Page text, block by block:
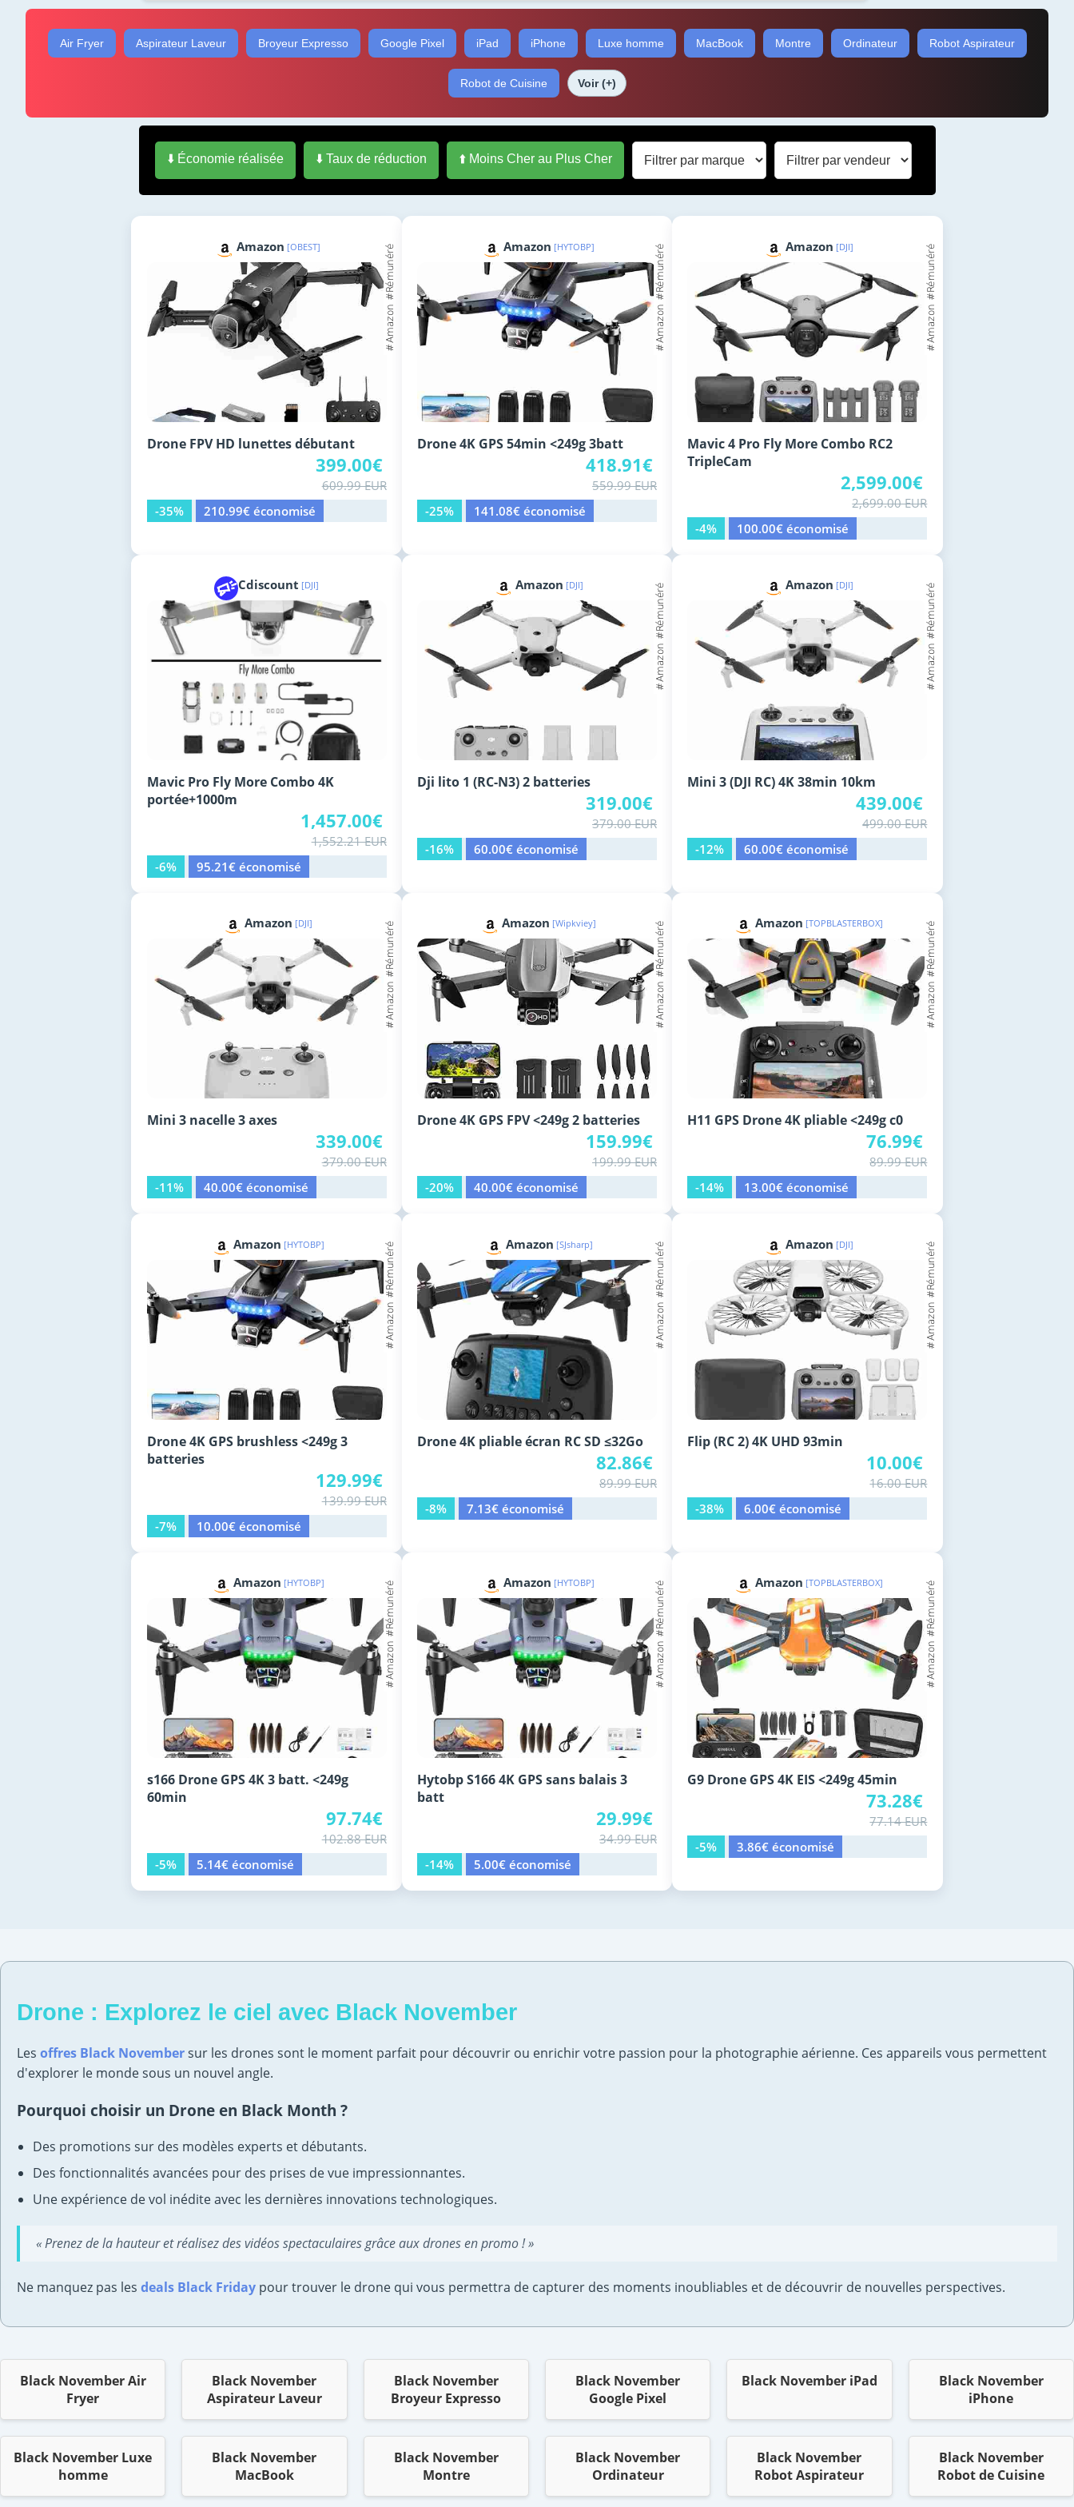
Air Fryer Aspirateur Laveur Broyeur Expresso Google Pixel iPad iPhone Luxe homme MacBook Montre Ordinateur Robot Aspirateur
Robot de Cuisine Voir (+)
⬇️ Économie réalisée ⬇️ Taux de réduction ⬆️ Moins Cher au Plus Cher
Amazon [OBEST]
Drone FPV HD lunettes débutant
399.00€
609.99 EUR
-35%
210.99€ économisé
Amazon [HYTOBP]
Drone 4K GPS 54min <249g 3batt
418.91€
559.99 EUR
-25%
141.08€ économisé
Amazon [DJI]
Mavic 4 Pro Fly More Combo RC2
TripleCam
2,599.00€
2,699.00 EUR
-4%
100.00€ économisé
Cdiscount [DJI]
Mavic Pro Fly More Combo 4K
portée+1000m
1,457.00€
1,552.21 EUR
-6%
95.21€ économisé
Amazon [DJI]
Dji lito 1 (RC-N3) 2 batteries
319.00€
379.00 EUR
-16%
60.00€ économisé
Amazon [DJI]
Mini 3 (DJI RC) 4K 38min 10km
439.00€
499.00 EUR
-12%
60.00€ économisé
Amazon [DJI]
Mini 3 nacelle 3 axes
339.00€
379.00 EUR
-11%
40.00€ économisé
Amazon [Wipkviey]
Drone 4K GPS FPV <249g 2 batteries
159.99€
199.99 EUR
-20%
40.00€ économisé
Amazon [TOPBLASTERBOX]
H11 GPS Drone 4K pliable <249g c0
76.99€
89.99 EUR
-14%
13.00€ économisé
Amazon [HYTOBP]
Drone 4K GPS brushless <249g 3
batteries
129.99€
139.99 EUR
-7%
10.00€ économisé
Amazon [SJsharp]
Drone 4K pliable écran RC SD ≤32Go
82.86€
89.99 EUR
-8%
7.13€ économisé
Amazon [DJI]
Flip (RC 2) 4K UHD 93min
10.00€
16.00 EUR
-38%
6.00€ économisé
Amazon [HYTOBP]
s166 Drone GPS 4K 3 batt. <249g
60min
97.74€
102.88 EUR
-5%
5.14€ économisé
Amazon [HYTOBP]
Hytobp S166 4K GPS sans balais 3
batt
29.99€
34.99 EUR
-14%
5.00€ économisé
Amazon [TOPBLASTERBOX]
G9 Drone GPS 4K EIS <249g 45min
73.28€
77.14 EUR
-5%
3.86€ économisé
Drone : Explorez le ciel avec Black November
Les offres Black Novembersur les drones sont le moment parfait pour découvrir ou enrichir votre passion pour la photographie aérienne. Ces appareils vous permettent
d'explorer le monde sous un nouvel angle.
Pourquoi choisir un Drone en Black Month ?
Des promotions sur des modèles experts et débutants.
Des fonctionnalités avancées pour des prises de vue impressionnantes.
Une expérience de vol inédite avec les dernières innovations technologiques.
« Prenez de la hauteur et réalisez des vidéos spectaculaires grâce aux drones en promo ! »
Ne manquez pas les deals Black Friday pour trouver le drone qui vous permettra de capturer des moments inoubliables et de découvrir de nouvelles perspectives.
Black November Air
Fryer
Black November
Aspirateur Laveur
Black November
Broyeur Expresso
Black November
Google Pixel
Black November iPad
Black November
iPhone
Black November Luxe
homme
Black November
MacBook
Black November
Montre
Black November
Ordinateur
Black November
Robot Aspirateur
Black November
Robot de Cuisine